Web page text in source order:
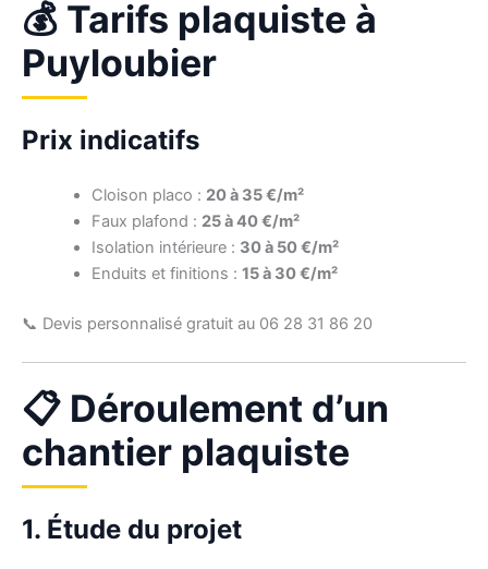
💰 Tarifs plaquiste à
Puyloubier
Prix indicatifs
Cloison placo : 20 à 35 €/m²
Faux plafond : 25 à 40 €/m²
Isolation intérieure : 30 à 50 €/m²
Enduits et finitions : 15 à 30 €/m²
📞 Devis personnalisé gratuit au 06 28 31 86 20
📋 Déroulement d’un
chantier plaquiste
1. Étude du projet